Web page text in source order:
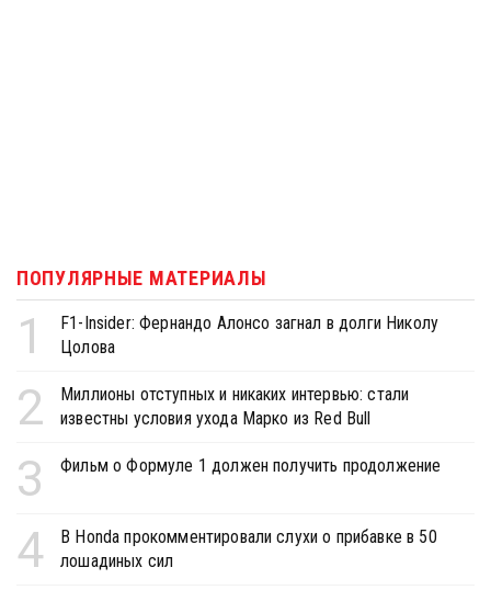
ПОПУЛЯРНЫЕ МАТЕРИАЛЫ
1
F1-Insider: Фернандо Алонсо загнал в долги Николу
Цолова
2
Миллионы отступных и никаких интервью: стали
известны условия ухода Марко из Red Bull
3 Фильм о Формуле 1 должен получить продолжение
4
В Honda прокомментировали слухи о прибавке в 50
лошадиных сил